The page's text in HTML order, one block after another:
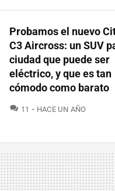
Probamos el nuevo
C3 Aircross: un SUV
ciudad que puede ser
eléctrico, y que es tan
cómodo como barato
11 COMENTARIOS
HACE UN AÑO